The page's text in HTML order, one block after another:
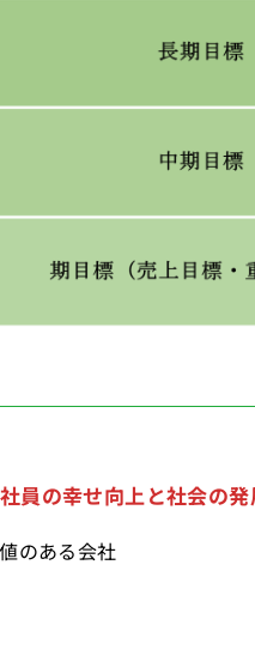
員の幸せ向上と社会の発
のある会社